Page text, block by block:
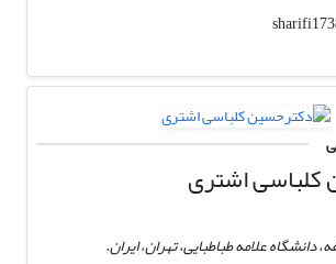
اشتری
دانشگاه علامه طباطبایی، تهران، ایران.